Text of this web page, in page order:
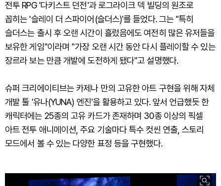
전투 RPG '다키스트 던전'과 로그라이크 덱 빌딩의 원조로
꼽히는 '슬레이 더 스파이어(슬더스)'를 들었다. 그는 "특히
슬더스는 출시 후 오랜 시간이 흘렀음에도 여전히 많은 유저들을
보유한 게임"이라며 "가장 오랜 시간 동안 다시 플레이할 수 있는
장르라 보는 만큼 개발에 도전하게 됐다"고 설명했다.
슈퍼 크리에이티브는 카제나 만의 고유한 아트 구현을 위해 자체
개발 툴 '유나(YUNA) 엔진'을 활용하고 있다. 앞서 언급했듯 한
캐릭터에는 25종의 고유 카드가 존재하며 30종 이상의 픽셀
아트 전투 애니메이션, 주요 기술마다 특수 컷씬 연출, 스토리
모드에서 볼 수 있는 다양한 표정 등을 구현했다.